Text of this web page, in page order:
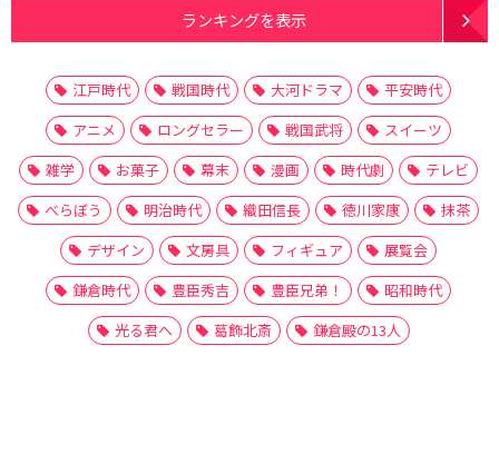
ランキングを表示
江戸時代 戦国時代 大河ドラマ
平安時代
アニメ
ロングセラー 戦国武将
スイーツ
雑学
お菓子 幕末 漫画 時代劇
テレビ
べらぼう
明治時代 織田信長 徳川家康
抹茶
デザイン
文房具 フィギュア
展覧会
鎌倉時代
豊臣秀吉 豊臣兄弟！
昭和時代
光る君へ
葛飾北斎 鎌倉殿の13人